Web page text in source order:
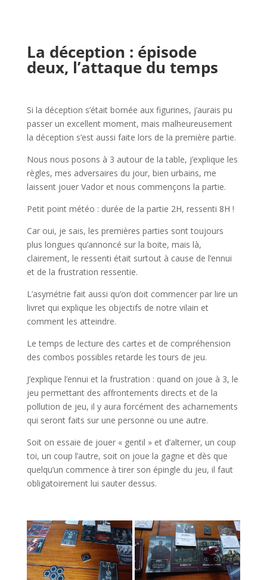
La déception : épisode
deux, l’attaque du temps
Si la déception s’était bornée aux figurines, j’aurais pu
passer un excellent moment, mais malheureusement
la déception s’est aussi faite lors de la première partie.
Nous nous posons à 3 autour de la table, j’explique les
règles, mes adversaires du jour, bien urbains, me
laissent jouer Vador et nous commençons la partie.
Petit point météo : durée de la partie 2H, ressenti 8H !
Car oui, je sais, les premières parties sont toujours
plus longues qu’annoncé sur la boite, mais là,
clairement, le ressenti était surtout à cause de l’ennui
et de la frustration ressentie.
L’asymétrie fait aussi qu’on doit commencer par lire un
livret qui explique les objectifs de notre vilain et
comment les atteindre.
Le temps de lecture des cartes et de compréhension
des combos possibles retarde les tours de jeu.
J’explique l’ennui et la frustration : quand on joue à 3, le
jeu permettant des affrontements directs et de la
pollution de jeu, il y aura forcément des acharnements
qui seront faits sur une personne ou une autre.
Soit on essaie de jouer « gentil » et d’alterner, un coup
toi, un coup l’autre, soit on joue la gagne et dès que
quelqu’un commence à tirer son épingle du jeu, il faut
obligatoirement lui sauter dessus.